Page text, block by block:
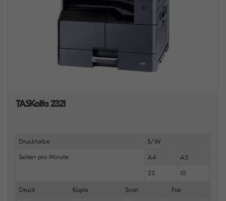
TASKalfa 2321
Druckfarbe S/W
Seiten pro Minute A4 A3
23 10
Druck Kopie Scan Fax